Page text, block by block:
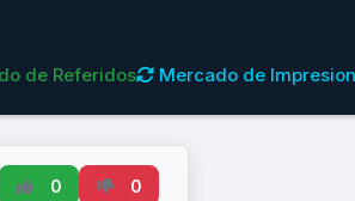
de Referidos Mercado de
0 0